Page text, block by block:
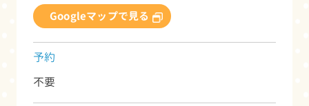
Googleマップで見る
予約
不要